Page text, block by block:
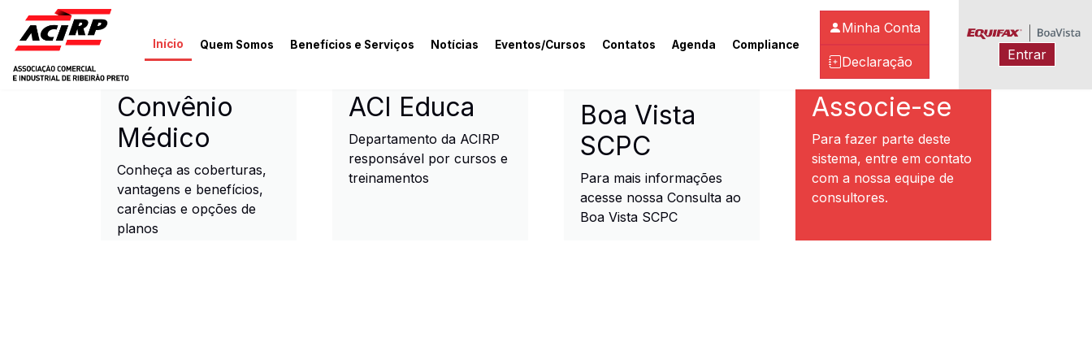
Pular para o conteúdo principal
Início Quem Somos Benefícios e Serviços Notícias Eventos/Cursos Contatos Agenda Compliance
Minha Conta
Declaração Entrar
ACIRP - Associação Comercial e Industrial de Ribeirão Preto
Convênio
Médico
Conheça as coberturas,
vantagens e benefícios,
carências e opções de
planos
ACI Educa
Departamento da ACIRP
responsável por cursos e
treinamentos
Boa Vista
SCPC
Para mais informações
acesse nossa Consulta ao
Boa Vista SCPC
Associe-se
Para fazer parte deste
sistema, entre em contato
com a nossa equipe de
consultores.